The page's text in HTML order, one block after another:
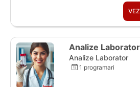
Analize Laborator
Analize Laborator
1 programari